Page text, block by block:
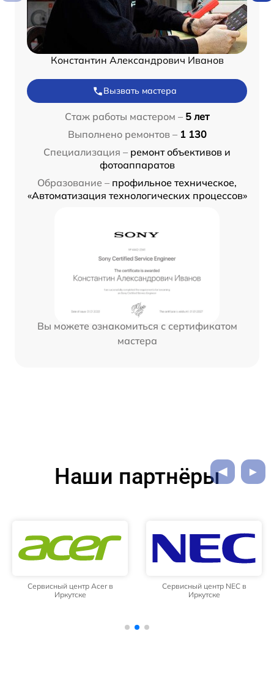
Константин Александрович Иванов
Вызвать мастера
Стаж работы мастером – 5 лет
Выполнено ремонтов – 1 130
Специализация – ремонт объективов и
фотоаппаратов
Образование – профильное техническое,
«Автоматизация технологических процессов»
Вы можете ознакомиться с сертификатом
мастера
Наши партнёры
Сервисный центр Acer в
Иркутске
Сервисный центр NEC в
Иркутске